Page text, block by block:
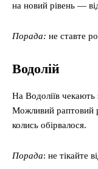
на новий рівень —
Порада: не ставте
Водолій
На Водоліїв чекають
Можливий раптовий
колись обірвалося.
Порада: не тікайте